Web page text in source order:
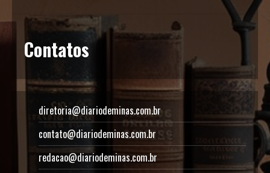
Contatos
diretoria@diariodeminas.com.br
contato@diariodeminas.com.br
redacao@diariodeminas.com.br